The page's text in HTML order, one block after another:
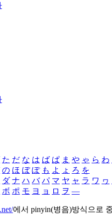
た だ な は ば ぱ ま や ゃ ら わ
の ほ ぼ ぽ も よ ょ ろ を
ダ ナ ハ バ パ マ ヤ ャ ラ ワ ヮ
ボ ポ モ ヨ ョ ロ ヲ ―
에서 pinyin(병음)방식으로